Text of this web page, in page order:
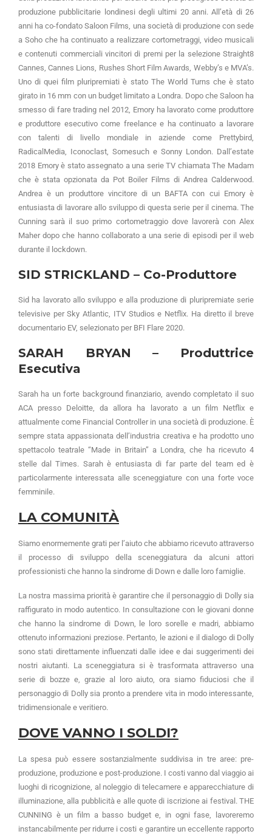
produzione pubblicitarie londinesi degli ultimi 20 anni. All’età di 26
anni ha co-fondato Saloon Films, una società di produzione con sede
a Soho che ha continuato a realizzare cortometraggi, video musicali
e contenuti commerciali vincitori di premi per la selezione Straight8
Cannes, Cannes Lions, Rushes Short Film Awards, Webby’s e MVA’s.
Uno di quei film pluripremiati è stato The World Turns che è stato
girato in 16 mm con un budget limitato a Londra. Dopo che Saloon ha
smesso di fare trading nel 2012, Emory ha lavorato come produttore
e produttore esecutivo come freelance e ha continuato a lavorare
con talenti di livello mondiale in aziende come Prettybird,
RadicalMedia, Iconoclast, Somesuch e Sonny London. Dall’estate
2018 Emory è stato assegnato a una serie TV chiamata The Madam
che è stata opzionata da Pot Boiler Films di Andrea Calderwood.
Andrea è un produttore vincitore di un BAFTA con cui Emory è
entusiasta di lavorare allo sviluppo di questa serie per il cinema. The
Cunning sarà il suo primo cortometraggio dove lavorerà con Alex
Maher dopo che hanno collaborato a una serie di episodi per il web
durante il lockdown.
SID STRICKLAND – Co-Produttore
Sid ha lavorato allo sviluppo e alla produzione di pluripremiate serie
televisive per Sky Atlantic, ITV Studios e Netflix. Ha diretto il breve
documentario EV, selezionato per BFI Flare 2020.
SARAH BRYAN – Produttrice
Esecutiva
Sarah ha un forte background finanziario, avendo completato il suo
ACA presso Deloitte, da allora ha lavorato a un film Netflix e
attualmente come Financial Controller in una società di produzione. È
sempre stata appassionata dell’industria creativa e ha prodotto uno
spettacolo teatrale “Made in Britain” a Londra, che ha ricevuto 4
stelle dal Times. Sarah è entusiasta di far parte del team ed è
particolarmente interessata alle sceneggiature con una forte voce
femminile.
LA COMUNITÀ
Siamo enormemente grati per l’aiuto che abbiamo ricevuto attraverso
il processo di sviluppo della sceneggiatura da alcuni attori
professionisti che hanno la sindrome di Down e dalle loro famiglie.
La nostra massima priorità è garantire che il personaggio di Dolly sia
raffigurato in modo autentico. In consultazione con le giovani donne
che hanno la sindrome di Down, le loro sorelle e madri, abbiamo
ottenuto informazioni preziose. Pertanto, le azioni e il dialogo di Dolly
sono stati direttamente influenzati dalle idee e dai suggerimenti dei
nostri aiutanti. La sceneggiatura si è trasformata attraverso una
serie di bozze e, grazie al loro aiuto, ora siamo fiduciosi che il
personaggio di Dolly sia pronto a prendere vita in modo interessante,
tridimensionale e veritiero.
DOVE VANNO I SOLDI?
La spesa può essere sostanzialmente suddivisa in tre aree: pre-
produzione, produzione e post-produzione. I costi vanno dal viaggio ai
luoghi di ricognizione, al noleggio di telecamere e apparecchiature di
illuminazione, alla pubblicità e alle quote di iscrizione ai festival. THE
CUNNING è un film a basso budget e, in ogni fase, lavoreremo
instancabilmente per ridurre i costi e garantire un eccellente rapporto